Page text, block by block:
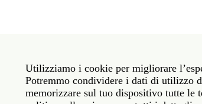
media
Roma: Via Angelo Masina 5 00153
New York: 535 West 22nd Street
Utilizziamo i cookie per migliorare
Potremmo condividere i dati di utilizzo
memorizzare sul tuo dispositivo tutte le